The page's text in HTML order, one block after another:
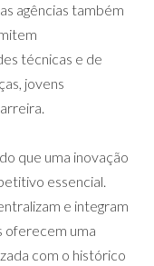
agências também
técnicas e de
jovens
que uma inovação
essencial.
e integram
oferecem uma
com o histórico